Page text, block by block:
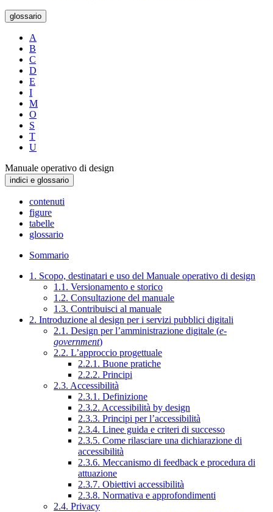
glossario
A
B
C
D
E
I
M
O
S
T
U
Manuale operativo di design
indici e glossario
contenuti
figure
tabelle
glossario
Sommario
1. Scopo, destinatari e uso del Manuale operativo di design
1.1. Versionamento e storico
1.2. Consultazione del manuale
1.3. Contribuisci al manuale
2. Introduzione al design per i servizi pubblici digitali
2.1. Design per l’amministrazione digitale (e-
government)
2.2. L’approccio progettuale
2.2.1. Buone pratiche
2.2.2. Principi
2.3. Accessibilità
2.3.1. Definizione
2.3.2. Accessibilità by design
2.3.3. Principi per l’accessibilità
2.3.4. Linee guida e criteri di successo
2.3.5. Come rilasciare una dichiarazione di
accessibilità
2.3.6. Meccanismo di feedback e procedura di
attuazione
2.3.7. Obiettivi accessibilità
2.3.8. Normativa e approfondimenti
2.4. Privacy